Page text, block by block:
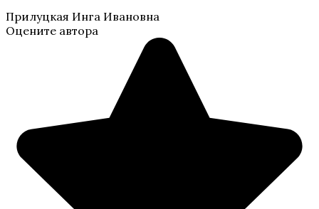
Прилуцкая Инга Ивановна
Оцените автора